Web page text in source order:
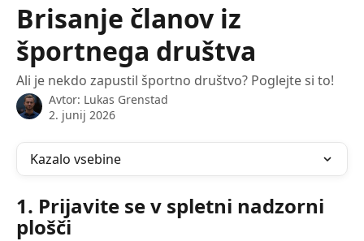
Brisanje članov iz
športnega društva
Ali je nekdo zapustil športno društvo? Poglejte si to!
Avtor: Lukas Grenstad
2. junij 2026
Kazalo vsebine
1. Prijavite se v spletni nadzorni
plošči